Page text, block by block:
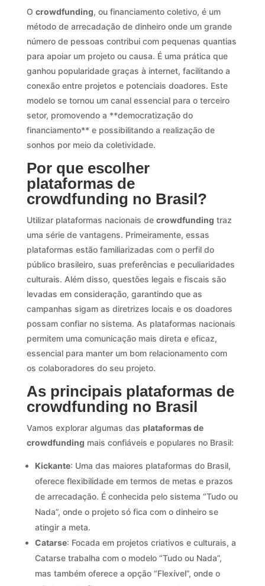
O crowdfunding, ou financiamento coletivo, é um
método de arrecadação de dinheiro onde um grande
número de pessoas contribui com pequenas quantias
para apoiar um projeto ou causa. É uma prática que
ganhou popularidade graças à internet, facilitando a
conexão entre projetos e potenciais doadores. Este
modelo se tornou um canal essencial para o terceiro
setor, promovendo a **democratização do
financiamento** e possibilitando a realização de
sonhos por meio da coletividade.
Por que escolher
plataformas de
crowdfunding no Brasil?
Utilizar plataformas nacionais de crowdfunding traz
uma série de vantagens. Primeiramente, essas
plataformas estão familiarizadas com o perfil do
público brasileiro, suas preferências e peculiaridades
culturais. Além disso, questões legais e fiscais são
levadas em consideração, garantindo que as
campanhas sigam as diretrizes locais e os doadores
possam confiar no sistema. As plataformas nacionais
permitem uma comunicação mais direta e eficaz,
essencial para manter um bom relacionamento com
os colaboradores do seu projeto.
As principais plataformas de
crowdfunding no Brasil
Vamos explorar algumas das plataformas de
crowdfunding mais confiáveis e populares no Brasil:
Kickante: Uma das maiores plataformas do Brasil,
oferece flexibilidade em termos de metas e prazos
de arrecadação. É conhecida pelo sistema “Tudo ou
Nada”, onde o projeto só fica com o dinheiro se
atingir a meta.
Catarse: Focada em projetos criativos e culturais, a
Catarse trabalha com o modelo “Tudo ou Nada”,
mas também oferece a opção “Flexível”, onde o